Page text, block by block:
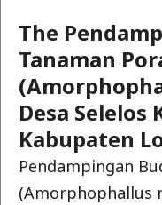
The
Tanaman
Desa Selelos
Kabupaten
Pendampingan
(Amorphophallus